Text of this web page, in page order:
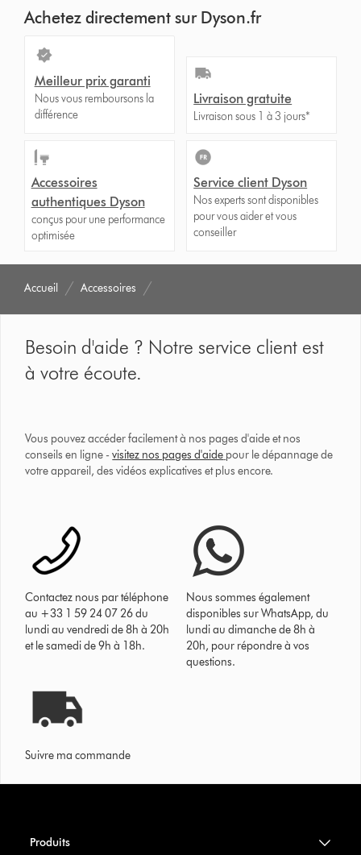
Achetez directement sur Dyson.fr
Meilleur prix garanti
Nous vous remboursons la
différence
Livraison gratuite
Livraison sous 1 à 3 jours*
Accessoires
authentiques Dyson
conçus pour une performance
optimisée
Service client Dyson
Nos experts sont disponibles
pour vous aider et vous
conseiller
Accueil Accessoires
Besoin d'aide ? Notre service client est
à votre écoute.
Vous pouvez accéder facilement à nos pages d'aide et nos
conseils en ligne -visitez nos pages d'aide pour le dépannage de
votre appareil, des vidéos explicatives et plus encore.
Contactez nous par téléphone
au +33 1 59 24 07 26 du
lundi au vendredi de 8h à 20h
et le samedi de 9h à 18h.
Nous sommes également
disponibles sur WhatsApp, du
lundi au dimanche de 8h à
20h, pour répondre à vos
questions.
Suivre ma commande
Produits